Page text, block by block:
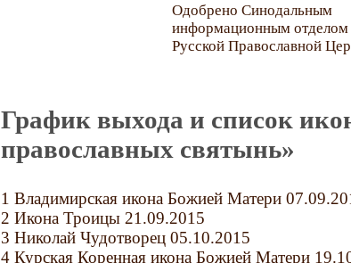
Одобрено Синодальным
информационным отделом
Русской Православной
График выхода и список
православных святынь»
1 Владимирская икона Божией Матери
2 Икона Троицы 21.09.2015
3 Николай Чудотворец 05.10.2015
4 Курская Коренная икона Божией Матери